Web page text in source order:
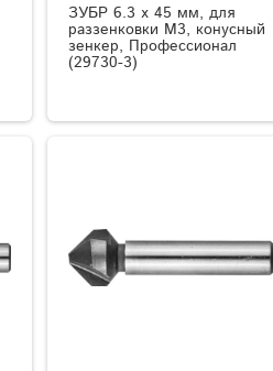
ЗУБР 6.3 x 45 мм, для
раззенковки М3, конусный
зенкер, Профессионал
(29730-3)